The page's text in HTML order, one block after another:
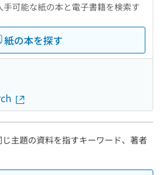
可能な紙の本と電子書籍を検索す
紙の本を探す
主題の資料を指すキーワード、著者